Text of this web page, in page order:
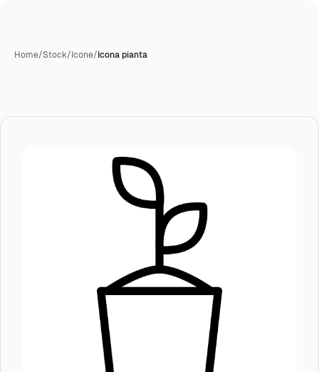
Home/Stock/Icone/Icona pianta